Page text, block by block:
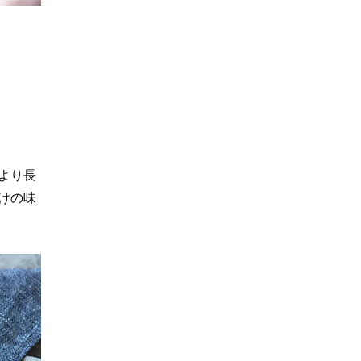
り長
の味